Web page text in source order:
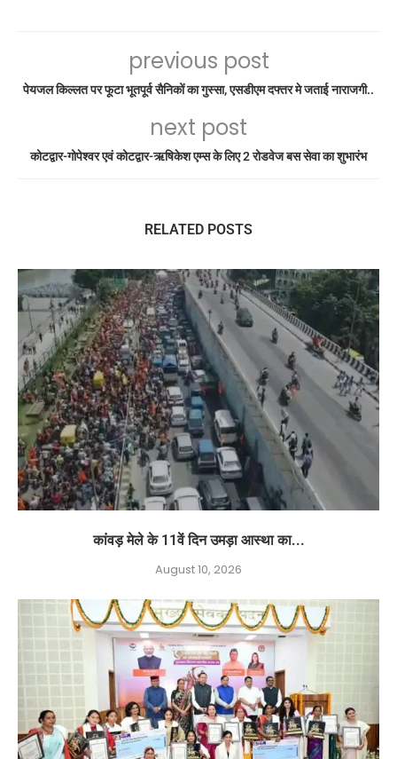
previous post
पेयजल किल्लत पर फूटा भूतपूर्व सैनिकों का गुस्सा, एसडीएम दफ्तर मे जताई नाराजगी..
next post
कोटद्वार-गोपेश्वर एवं कोटद्वार-ऋषिकेश एम्स के लिए 2 रोडवेज बस सेवा का शुभारंभ
RELATED POSTS
कांवड़ मेले के 11वें दिन उमड़ा आस्था का...
August 10, 2026